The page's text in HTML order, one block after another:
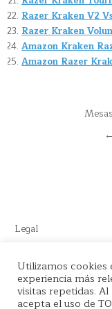
Razer Kraken V2
Razer Kraken
Amazon Kraken
Amazon Razer
Navegación
Legal
Este sitio recomienda
de afiliados por el
Utilizamos
experiencia más
visitas repetidas.
acepta el uso de